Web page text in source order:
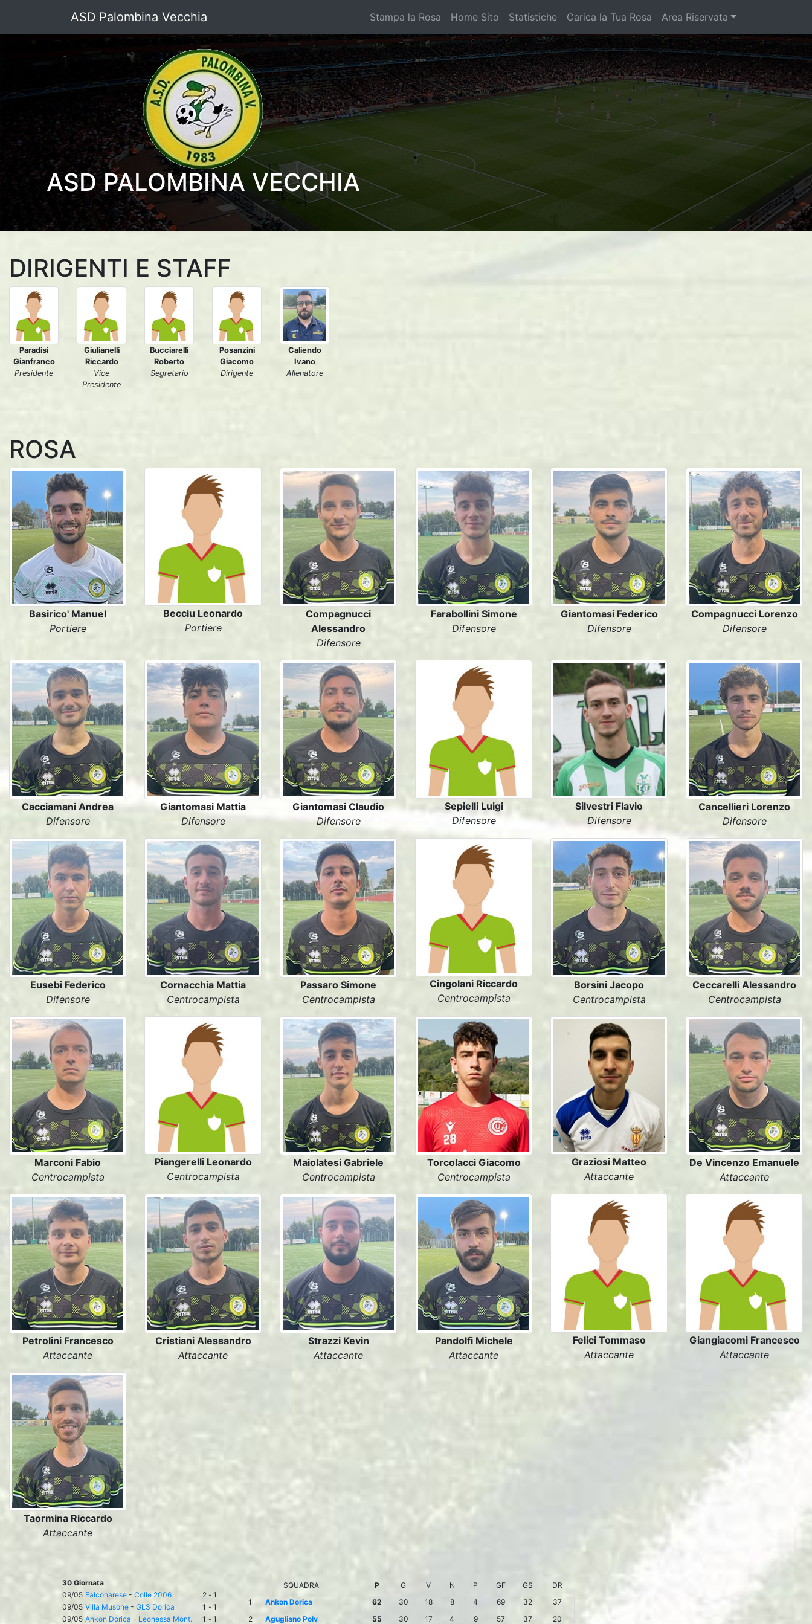
ASD Palombina Vecchia Stampa la Rosa Home Sito Statistiche Carica la Tua Rosa Area Riservata
ASD PALOMBINA VECCHIA
DIRIGENTI E STAFF
Paradisi
Gianfranco
Presidente
Giulianelli
Riccardo
Vice
Presidente
Bucciarelli
Roberto
Segretario
Posanzini
Giacomo
Dirigente
Caliendo
Ivano
Allenatore
ROSA
Basirico' Manuel
Portiere
Becciu Leonardo
Portiere
Compagnucci
Alessandro
Difensore
Farabollini Simone
Difensore
Giantomasi Federico
Difensore
Compagnucci Lorenzo
Difensore
Cacciamani Andrea
Difensore
Giantomasi Mattia
Difensore
Giantomasi Claudio
Difensore
Sepielli Luigi
Difensore
Silvestri Flavio
Difensore
Cancellieri Lorenzo
Difensore
Eusebi Federico
Difensore
Cornacchia Mattia
Centrocampista
Passaro Simone
Centrocampista
Cingolani Riccardo
Centrocampista
Borsini Jacopo
Centrocampista
Ceccarelli Alessandro
Centrocampista
Marconi Fabio
Centrocampista
Piangerelli Leonardo
Centrocampista
Maiolatesi Gabriele
Centrocampista
Torcolacci Giacomo
Centrocampista
Graziosi Matteo
Attaccante
De Vincenzo Emanuele
Attaccante
Petrolini Francesco
Attaccante
Cristiani Alessandro
Attaccante
Strazzi Kevin
Attaccante
Pandolfi Michele
Attaccante
Felici Tommaso
Attaccante
Giangiacomi Francesco
Attaccante
Taormina Riccardo
Attaccante
30 Giornata
09/05 Falconarese - Colle 2006 2 - 1
09/05 Villa Musone - GLS Dorica 1 - 1
09/05 Ankon Dorica - Leonessa Mont. 1 - 1
SQUADRA P G V N P GF GS
DR
1
Ankon Dorica 62 30 18 8 4 69 32
37
2
Agugliano Polv 55 30 17 4 9 57 37 20